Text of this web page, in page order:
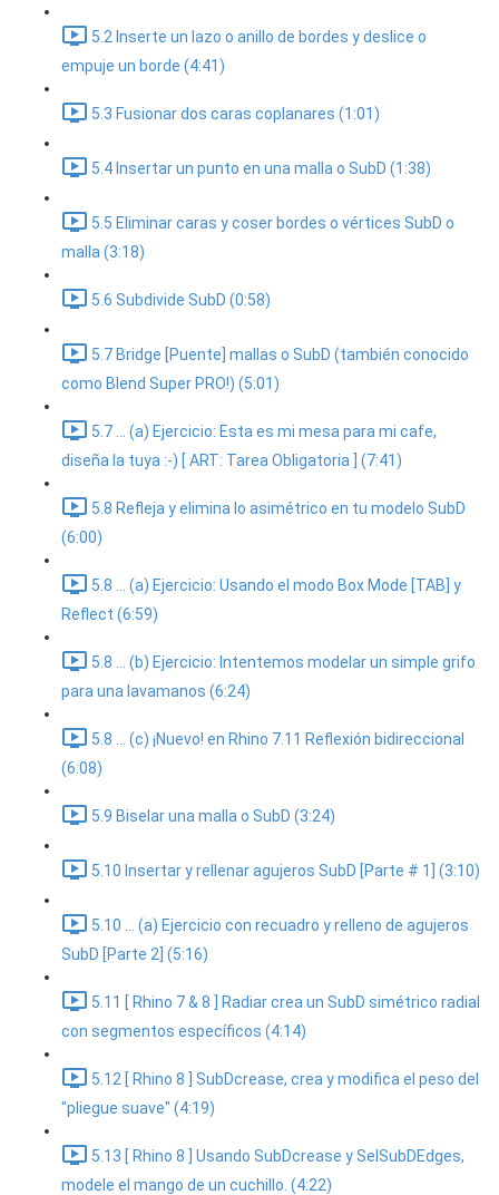
5.2 Inserte un lazo o anillo de bordes y deslice o
empuje un borde (4:41)
5.3 Fusionar dos caras coplanares (1:01)
5.4 Insertar un punto en una malla o SubD (1:38)
5.5 Eliminar caras y coser bordes o vértices SubD o
malla (3:18)
5.6 Subdivide SubD (0:58)
5.7 Bridge [Puente] mallas o SubD (también conocido
como Blend Super PRO!) (5:01)
5.7 ... (a) Ejercicio: Esta es mi mesa para mi cafe,
diseña la tuya :-) [ ART: Tarea Obligatoria ] (7:41)
5.8 Refleja y elimina lo asimétrico en tu modelo SubD
(6:00)
5.8 ... (a) Ejercicio: Usando el modo Box Mode [TAB] y
Reflect (6:59)
5.8 ... (b) Ejercicio: Intentemos modelar un simple grifo
para una lavamanos (6:24)
5.8 ... (c) ¡Nuevo! en Rhino 7.11 Reflexión bidireccional
(6:08)
5.9 Biselar una malla o SubD (3:24)
5.10 Insertar y rellenar agujeros SubD [Parte # 1] (3:10)
5.10 ... (a) Ejercicio con recuadro y relleno de agujeros
SubD [Parte 2] (5:16)
5.11 [ Rhino 7 & 8 ] Radiar crea un SubD simétrico radial
con segmentos específicos (4:14)
5.12 [ Rhino 8 ] SubDcrease, crea y modifica el peso del
"pliegue suave" (4:19)
5.13 [ Rhino 8 ] Usando SubDcrease y SelSubDEdges,
modele el mango de un cuchillo. (4:22)